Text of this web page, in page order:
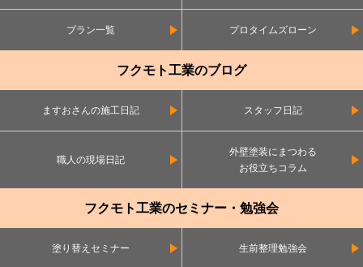
プラン一覧 プロタイムズローン
フクモト工業のブログ
ますおさんの施工日記 スタッフ日記
職人の現場日記
外壁塗装にまつわる
お役立ちコラム
フクモト工業のセミナー・勉強会
塗り替えセミナー 生前整理勉強会